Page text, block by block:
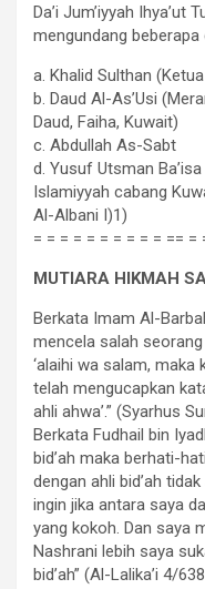
Da’i Jum’iyyah Ihya’ut
mengundang beberapa
a. Khalid Sulthan
b. Daud Al-As’Usi
Daud, Faiha, Kuwait)
c. Abdullah As-Sabt
d. Yusuf Utsman
Islamiyyah cabang
Al-Albani I)1)
= = = = = = = = = = == =
MUTIARA HIKMAH
Berkata Imam Al-
mencela salah
‘alaihi wa salam,
telah mengucapkan
ahli ahwa’.” (Syarhus
Berkata Fudhail bin
bid’ah maka berhati-
dengan ahli bid’ah
ingin jika antara saya
yang kokoh. Dan saya
Nashrani lebih saya
bid’ah” (Al-Lalika’i 4/